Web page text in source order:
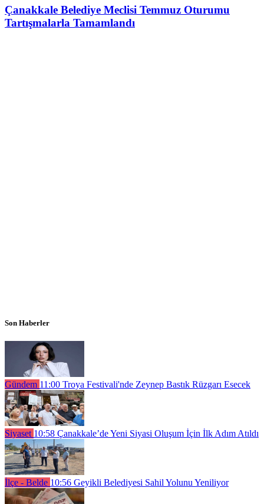
Çanakkale Belediye Meclisi Temmuz Oturumu
Tartışmalarla Tamamlandı
Son Haberler
Gündem 11:00 Troya Festivali'nde Zeynep Bastık Rüzgarı Esecek
Siyaset 10:58 Çanakkale’de Yeni Siyasi Oluşum İçin İlk Adım Atıldı
İlçe - Belde 10:56 Geyikli Belediyesi Sahil Yolunu Yeniliyor